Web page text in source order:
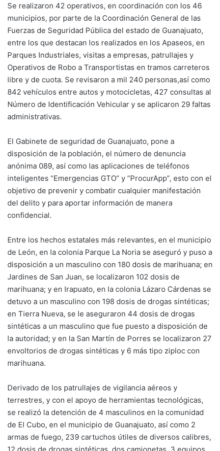
Se realizaron 42 operativos, en coordinación con los 46
municipios, por parte de la Coordinación General de las
Fuerzas de Seguridad Pública del estado de Guanajuato,
entre los que destacan los realizados en los Apaseos, en
Parques Industriales, visitas a empresas, patrullajes y
Operativos de Robo a Transportistas en tramos carreteros
libre y de cuota. Se revisaron a mil 240 personas,así como
842 vehículos entre autos y motocicletas, 427 consultas al
Número de Identificación Vehicular y se aplicaron 29 faltas
administrativas.
El Gabinete de seguridad de Guanajuato, pone a
disposición de la población, el número de denuncia
anónima 089, así como las aplicaciones de teléfonos
inteligentes “Emergencias GTO” y “ProcurApp”, esto con el
objetivo de prevenir y combatir cualquier manifestación
del delito y para aportar información de manera
confidencial.
Entre los hechos estatales más relevantes, en el municipio
de León, en la colonia Parque La Noria se aseguró y puso a
disposición a un masculino con 180 dosis de marihuana; en
Jardines de San Juan, se localizaron 102 dosis de
marihuana; y en Irapuato, en la colonia Lázaro Cárdenas se
detuvo a un masculino con 198 dosis de drogas sintéticas;
en Tierra Nueva, se le aseguraron 44 dosis de drogas
sintéticas a un masculino que fue puesto a disposición de
la autoridad; y en la San Martín de Porres se localizaron 27
envoltorios de drogas sintéticas y 6 más tipo ziploc con
marihuana.
Derivado de los patrullajes de vigilancia aéreos y
terrestres, y con el apoyo de herramientas tecnológicas,
se realizó la detención de 4 masculinos en la comunidad
de El Cubo, en el municipio de Guanajuato, así como 2
armas de fuego, 239 cartuchos útiles de diversos calibres,